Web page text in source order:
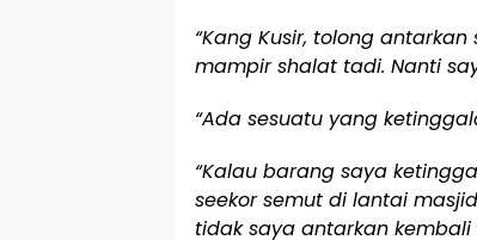
“Kang Kusir, tolong
mampir shalat tadi. Nanti
“Ada sesuatu yang
“Kalau barang saya
seekor semut di lantai
tidak saya antarkan